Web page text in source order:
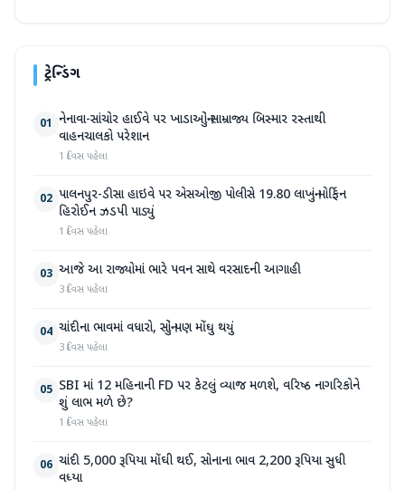
ટ્રેન્ડિંગ
01 નેનાવા-સાંચોર હાઈવે પર ખાડાઓનું સામ્રાજ્ય બિસ્માર રસ્તાથી
વાહનચાલકો પરેશાન
1 દિવસ પહેલા
02 પાલનપુર-ડીસા હાઇવે પર એસઓજી પોલીસે 19.80 લાખનું મોર્ફિન
હિરોઈન ઝડપી પાડ્યું
1 દિવસ પહેલા
03 આજે આ રાજ્યોમાં ભારે પવન સાથે વરસાદની આગાહી
3 દિવસ પહેલા
04 ચાંદીના ભાવમાં વધારો, સોનું પણ મોંઘુ થયું
3 દિવસ પહેલા
05 SBI માં 12 મહિનાની FD પર કેટલું વ્યાજ મળશે, વરિષ્ઠ નાગરિકોને
શું લાભ મળે છે?
1 દિવસ પહેલા
06 ચાંદી 5,000 રૂપિયા મોંઘી થઈ, સોનાના ભાવ 2,200 રૂપિયા સુધી
વધ્યા